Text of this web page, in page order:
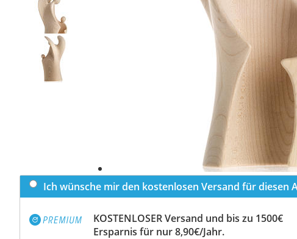
Ich wünsche mir den kostenlosen Versand für diesen
KOSTENLOSER Versand und bis zu 1500€
Ersparnis für nur 8,90€/Jahr.